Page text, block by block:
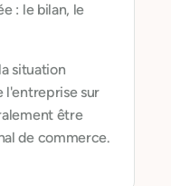
: le bilan, le
situation
l'entreprise sur
être
de commerce.